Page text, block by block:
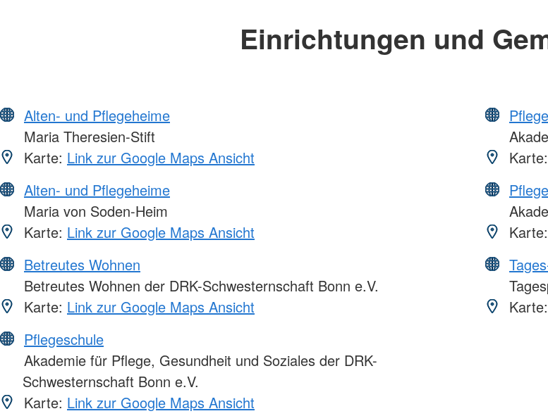
Einrichtungen und
Alten- und Pflegeheime
Maria Theresien-Stift
Karte: Link zur Google Maps Ansicht
Alten- und Pflegeheime
Maria von Soden-Heim
Karte: Link zur Google Maps Ansicht
Betreutes Wohnen
Betreutes Wohnen der DRK-Schwesternschaft Bonn e.V.
Karte: Link zur Google Maps Ansicht
Pflegeschule
Akademie für Pflege, Gesundheit und Soziales der DRK-
Schwesternschaft Bonn e.V.
Karte: Link zur Google Maps Ansicht
Karte:
Karte:
Karte: